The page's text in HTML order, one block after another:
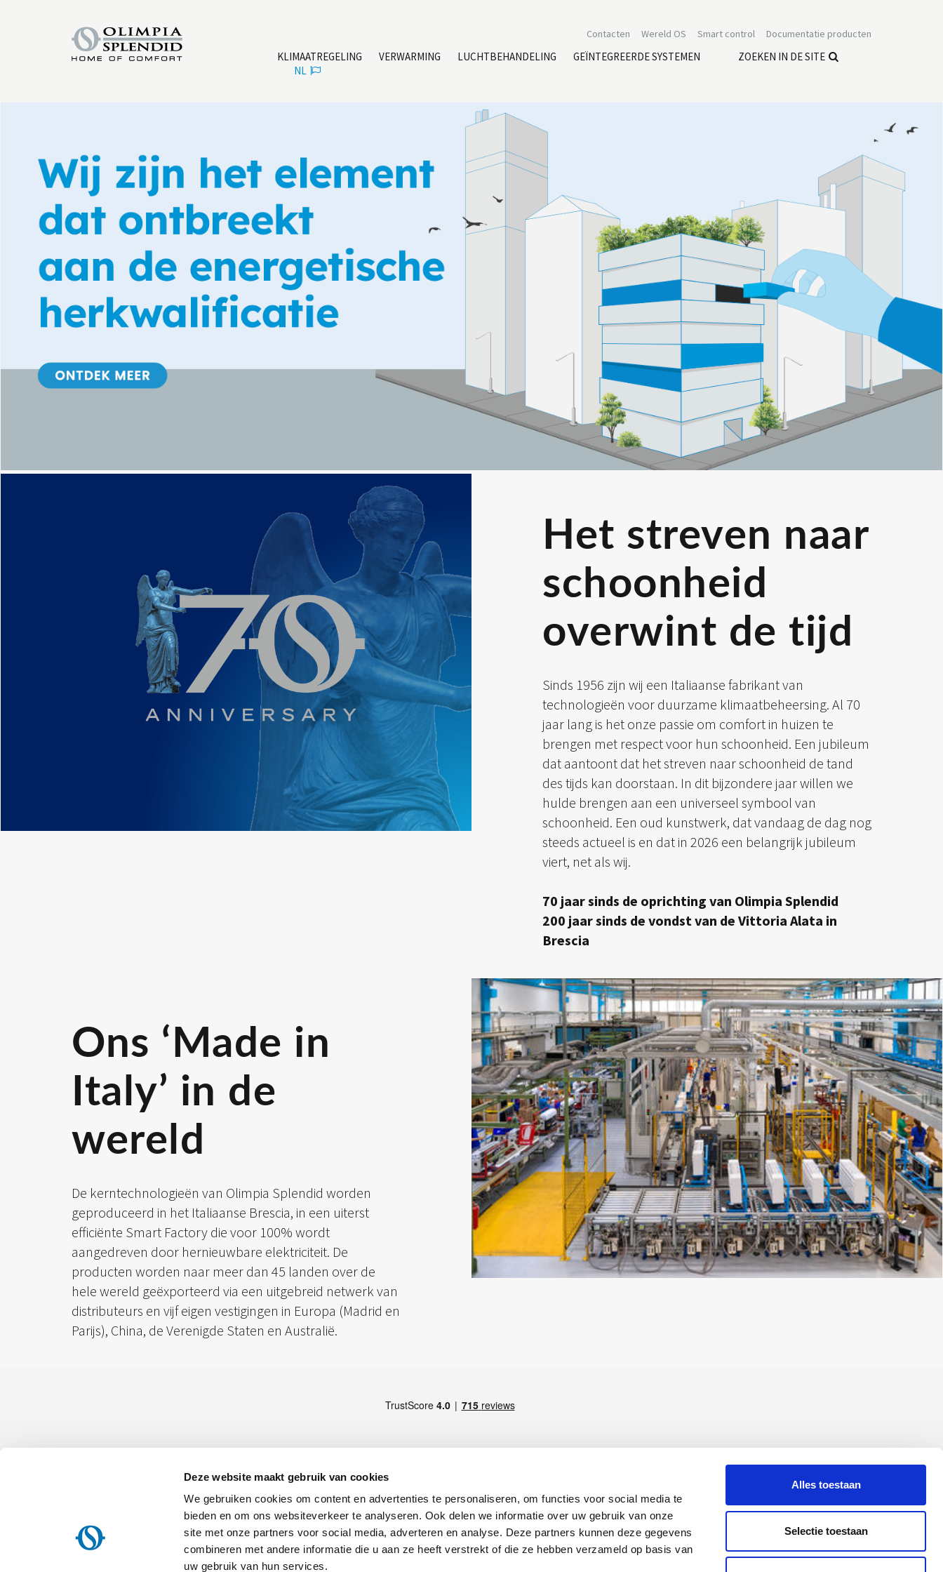
Deze website maakt gebruik van cookies
We gebruiken cookies om content en advertenties te personaliseren, om functies voor social media te
bieden en om ons websiteverkeer te analyseren. Ook delen we informatie over uw gebruik van onze
site met onze partners voor social media, adverteren en analyse. Deze partners kunnen deze gegevens
combineren met andere informatie die u aan ze heeft verstrekt of die ze hebben verzameld op basis van
uw gebruik van hun services.
Alles toestaan
Selectie toestaan
Documentatie producten
Smart control
Wereld OS
Contacten
KLIMAATREGELING VERWARMING LUCHTBEHANDELING GEÏNTEGREERDE SYSTEMEN
ZOEKEN IN DE SITE
NL
Het streven naar
schoonheid
overwint de tijd
Sinds 1956 zijn wij een Italiaanse fabrikant van
technologieën voor duurzame klimaatbeheersing. Al 70
jaar lang is het onze passie om comfort in huizen te
brengen met respect voor hun schoonheid. Een jubileum
dat aantoont dat het streven naar schoonheid de tand
des tijds kan doorstaan. In dit bijzondere jaar willen we
hulde brengen aan een universeel symbool van
schoonheid. Een oud kunstwerk, dat vandaag de dag nog
steeds actueel is en dat in 2026 een belangrijk jubileum
viert, net als wij.
70 jaar sinds de oprichting van Olimpia Splendid
200 jaar sinds de vondst van de Vittoria Alata in
Brescia
Ons ‘Made in
Italy’ in de
wereld
De kerntechnologieën van Olimpia Splendid worden
geproduceerd in het Italiaanse Brescia, in een uiterst
efficiënte Smart Factory die voor 100% wordt
aangedreven door hernieuwbare elektriciteit. De
producten worden naar meer dan 45 landen over de
hele wereld geëxporteerd via een uitgebreid netwerk van
distributeurs en vijf eigen vestigingen in Europa (Madrid en
Parijs), China, de Verenigde Staten en Australië.
Via Industriale 1/3 25060 Cellatica (BS), Italy - Maps
Operationele vestiging:
Via Industriale 1/3 25060 Cellatica (BS), Italy - Maps
Logistische vestiging:
Via XXV Aprile, 46, 42044 Gualtieri (RE), Italy -Maps
BTW-nummer IT 00260750351 - Cod. Ontvanger: SN4CSRI - Maatschappelijk kapitaal Euro 4.071.429
volgestort - Ondernemingsregister RE 00260750351 - pec.os@pec.olimpiasplendid.it
LID VAN